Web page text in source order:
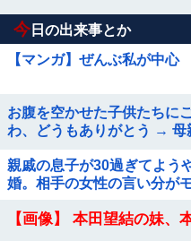
今 日の出来事とか
【マンガ】ぜんぶ私が中心
お腹を空かせた子供たちに
わ、どうもありがとう →
親戚の息子が30過ぎてよう
婚。相手の女性の言い分が
【画像】 本田望結の妹、